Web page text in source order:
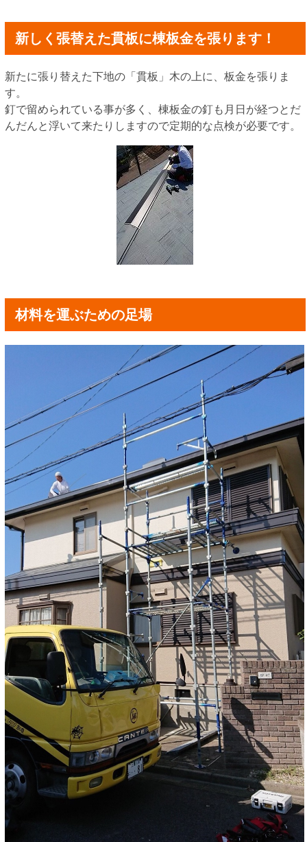
新しく張替えた貫板に棟板金を張ります！
新たに張り替えた下地の「貫板」木の上に、板金を張りま
す。
釘で留められている事が多く、棟板金の釘も月日が経つとだ
んだんと浮いて来たりしますので定期的な点検が必要です。
材料を運ぶための足場